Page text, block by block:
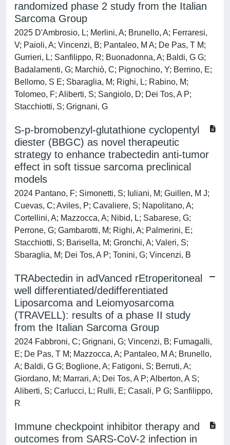
randomized phase 2 study from the Italian
Sarcoma Group
2025 D'Ambrosio, L; Merlini, A; Brunello, A; Ferraresi,
V; Paioli, A; Vincenzi, B; Pantaleo, M A; De Pas, T M;
Gurrieri, L; Sanfilippo, R; Buonadonna, A; Baldi, G G;
Badalamenti, G; Marchiò, C; Pignochino, Y; Berrino, E;
Bellomo, S E; Sbaraglia, M; Righi, L; Rabino, M;
Tolomeo, F; Aliberti, S; Sangiolo, D; Dei Tos, A P;
Stacchiotti, S; Grignani, G
S-p-bromobenzyl-glutathione cyclopentyl
diester (BBGC) as novel therapeutic
strategy to enhance trabectedin anti-tumor
effect in soft tissue sarcoma preclinical
models
2024 Pantano, F; Simonetti, S; Iuliani, M; Guillen, M J;
Cuevas, C; Aviles, P; Cavaliere, S; Napolitano, A;
Cortellini, A; Mazzocca, A; Nibid, L; Sabarese, G;
Perrone, G; Gambarotti, M; Righi, A; Palmerini, E;
Stacchiotti, S; Barisella, M; Gronchi, A; Valeri, S;
Sbaraglia, M; Dei Tos, A P; Tonini, G; Vincenzi, B
TRAbectedin in adVanced rEtroperitoneal
well differentiated/dedifferentiated
Liposarcoma and Leiomyosarcoma
(TRAVELL): results of a phase II study
from the Italian Sarcoma Group
2024 Fabbroni, C; Grignani, G; Vincenzi, B; Fumagalli,
E; De Pas, T M; Mazzocca, A; Pantaleo, M A; Brunello,
A; Baldi, G G; Boglione, A; Fatigoni, S; Berruti, A;
Giordano, M; Marrari, A; Dei Tos, A P; Alberton, A S;
Aliberti, S; Carlucci, L; Rulli, E; Casali, P G; Sanfilippo,
R
Immune checkpoint inhibitor therapy and
outcomes from SARS-CoV-2 infection in